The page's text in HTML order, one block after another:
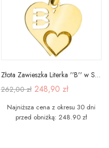
Złota Zawieszka Literka ''B'' w Sercu 585
262,00 zł 248,90 zł
Najniższa cena z okresu 30 dni
przed obniżką: 248.90 zł